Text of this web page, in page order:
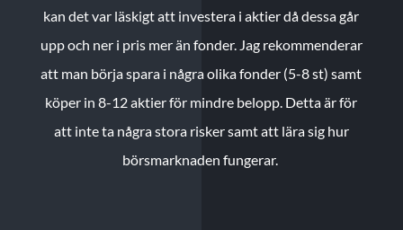
kan det var läskigt att investera i aktier då dessa går
upp och ner i pris mer än fonder. Jag rekommenderar
att man börja spara i några olika fonder (5-8 st) samt
köper in 8-12 aktier för mindre belopp. Detta är för
att inte ta några stora risker samt att lära sig hur
börsmarknaden fungerar.